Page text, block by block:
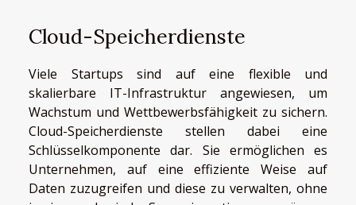
Cloud-Speicherdienste
Viele Startups sind auf eine flexible und
skalierbare IT-Infrastruktur angewiesen, um
Wachstum und Wettbewerbsfähigkeit zu sichern.
Cloud-Speicherdienste stellen dabei eine
Schlüsselkomponente dar. Sie ermöglichen es
Unternehmen, auf eine effiziente Weise auf
Daten zuzugreifen und diese zu verwalten, ohne